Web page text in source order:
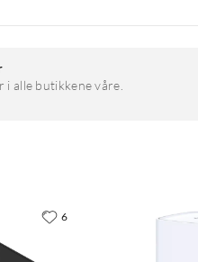
i alle butikkene våre.
6